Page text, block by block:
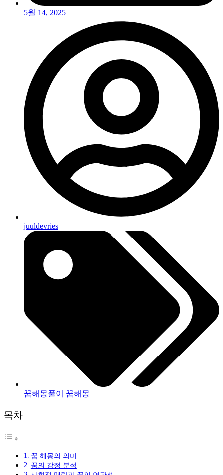
5월 14, 2025
juuldevries
꿈해몽풀이 꿈해몽
목차
꿈 해몽의 의미
꿈의 감정 분석